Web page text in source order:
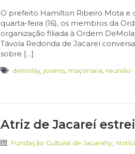
O prefeito Hamilton Ribeiro Mota e
quarta-feira (16), os membros da
organização filiada à Ordem
Távola Redonda de Jacareí
sobre […]
demolay, jovens, maçonaria reunião
Atriz de Jacareí
Fundação Cultural de Jacarehy,